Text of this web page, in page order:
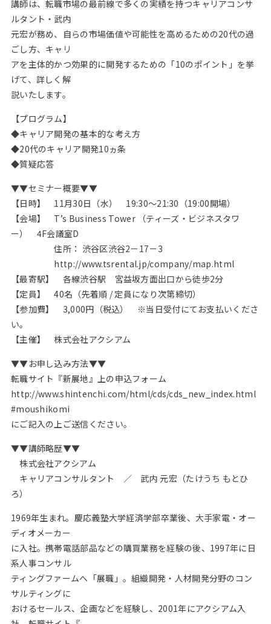
講師は、転職市場の最前線で多くの実績を持つキャリアコンサ
ルタント・武内
元宏が務め、自らの市場価値や可能性を高めるための20代の過
ごし方、キャリ
アを主体的かつ効果的に開発するための「10のポイント」を挙
げて、詳しく解
説いたします。
【プログラム】
◆キャリア開発の基本的な考え方
◆20代のキャリア開発10ヵ条
◆質疑応答
▼▼セミナー概要▼▼
【日時】 11月30日（水） 19:30～21:30（19:00開場）
【会場】 T’s Business Tower （ティーズ・ビジネスタワ
ー） 4F会議室D
住所： 渋谷区渋谷2－17－3
http://www.tsrental.jp/company/map.html
【最寄駅】 各線渋谷駅 宮益坂方面出口から徒歩2分
【定員】 40名（先着順 / 定員になり次第締切）
【参加費】 3,000円（税込） ※当日受付にてお支払いくださ
い。
【主催】 株式会社アクシアム
▼▼お申し込み方法▼▼
転職サイト『新展地』上の申込フォーム
http://www.shintenchi.com/html/cds/cds_new_index.html
#moushikomi
にご記入の上ご送信ください。
▼▼講師略歴▼▼
株式会社アクシアム
キャリアコンサルタント ／ 武内 元宏（たけうち もとひ
ろ）
1969年生まれ。慶応義塾大学経済学部卒業後、大手家電・オー
ディオメーカー
に入社。携帯電話部品などの購買業務を経験の後、1997年に日
系人事コンサル
ティングファームへ「展職」。組織開発・人材開発分野のコン
サルティングに
おけるセールス、企画などを経験し、2001年にアクシアム入